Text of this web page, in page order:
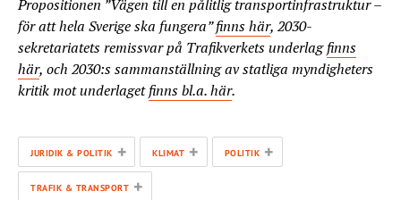
Propositionen ”Vägen till en pålitlig transportinfrastruktur –
för att hela Sverige ska fungera”finns här, 2030-
sekretariatets remissvar på Trafikverkets underlagfinns
här, och 2030:s sammanställning av statliga myndigheters
kritik mot underlagetfinns bl.a. här.
JURIDIK & POLITIK + KLIMAT + POLITIK +
TRAFIK & TRANSPORT +